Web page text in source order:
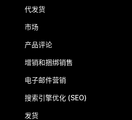
代发货
市场
产品评论
增销和捆绑销售
电子邮件营销
搜索引擎优化 (SEO)
发货